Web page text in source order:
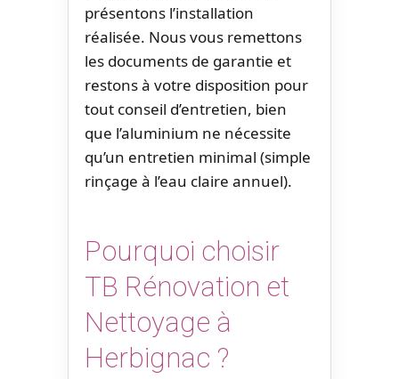
présentons l’installation
réalisée. Nous vous remettons
les documents de garantie et
restons à votre disposition pour
tout conseil d’entretien, bien
que l’aluminium ne nécessite
qu’un entretien minimal (simple
rinçage à l’eau claire annuel).
Pourquoi choisir
TB Rénovation et
Nettoyage à
Herbignac ?